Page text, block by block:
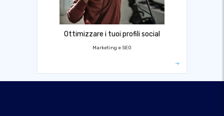
Ottimizzare i tuoi profili social
Marketing e SEO